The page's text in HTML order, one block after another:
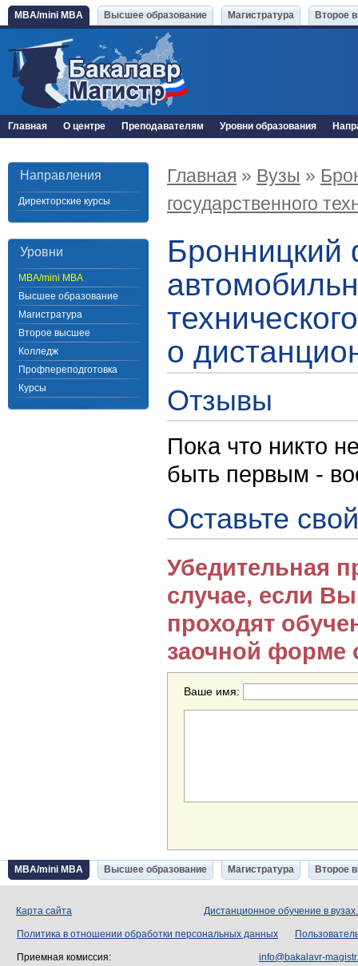
MBA/mini MBA Высшее образование Магистратура Второе
Главная О центре Преподавателям Уровни образования
Направления
Директорские курсы
Уровни
MBA/mini MBA
Высшее образование
Магистратура
Второе высшее
Колледж
Профпереподготовка
Курсы
Главная » Вузы »
государственного
Бронницкий
о
Отзывы
Пока что никто
быть первым -
Оставьте
Убедительная
случае, если
проходят
заочной форме
Ваше имя:
MBA/mini MBA Высшее образование Магистратура Второе
Карта сайта Дистанционное обучение в
Политика в отношении обработки персональных данных
Приемная комиссия:
info@bakalavr-